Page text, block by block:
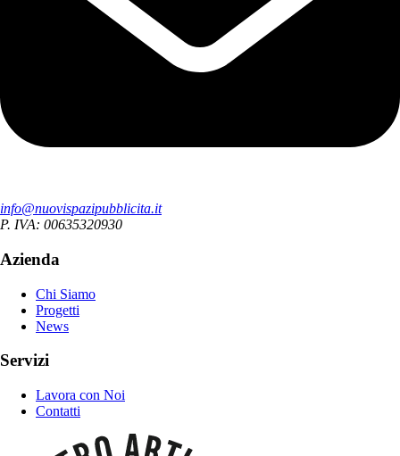
info@nuovispazipubblicita.it
P. IVA: 00635320930
Azienda
Chi Siamo
Progetti
News
Servizi
Lavora con Noi
Contatti